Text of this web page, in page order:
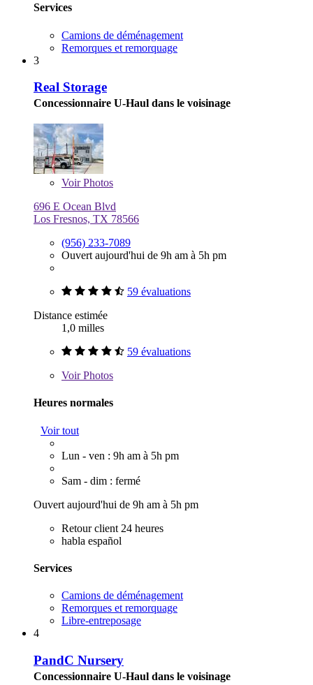
Services
Camions de déménagement
Remorques et remorquage
3
Real Storage
Concessionnaire U-Haul dans le voisinage
VoirPhotos
696 E Ocean Blvd
Los Fresnos, TX 78566
(956) 233-7089
Ouvert aujourd'hui de 9h am à 5h pm
59 évaluations
Distance estimée
1,0 milles
59 évaluations
VoirPhotos
Heures normales
Voir tout
Lun - ven : 9h am à 5h pm
Sam - dim : fermé
Ouvert aujourd'hui de 9h am à 5h pm
Retour client 24 heures
habla español
Services
Camions de déménagement
Remorques et remorquage
Libre-entreposage
4
PandC Nursery
Concessionnaire U-Haul dans le voisinage